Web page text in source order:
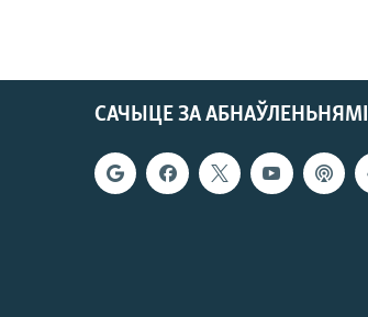
САЧЫЦЕ ЗА АБНАЎЛЕНЬНЯМІ